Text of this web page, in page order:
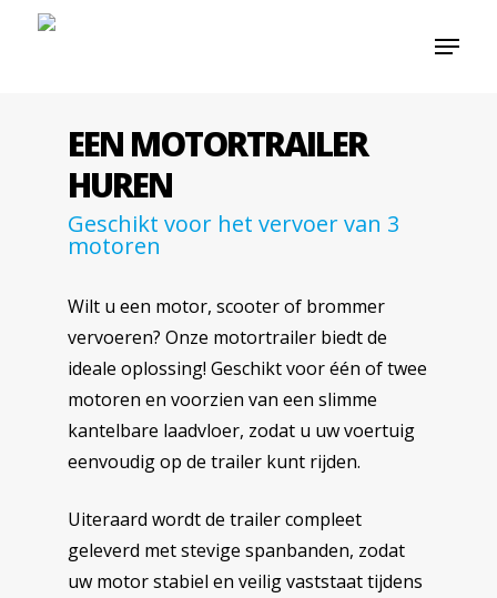
EEN MOTORTRAILER
HUREN
Geschikt voor het vervoer van 3
motoren
Wilt u een motor, scooter of brommer
vervoeren? Onze motortrailer biedt de
ideale oplossing! Geschikt voor één of twee
motoren en voorzien van een slimme
kantelbare laadvloer, zodat u uw voertuig
eenvoudig op de trailer kunt rijden.
Uiteraard wordt de trailer compleet
geleverd met stevige spanbanden, zodat
uw motor stabiel en veilig vaststaat tijdens